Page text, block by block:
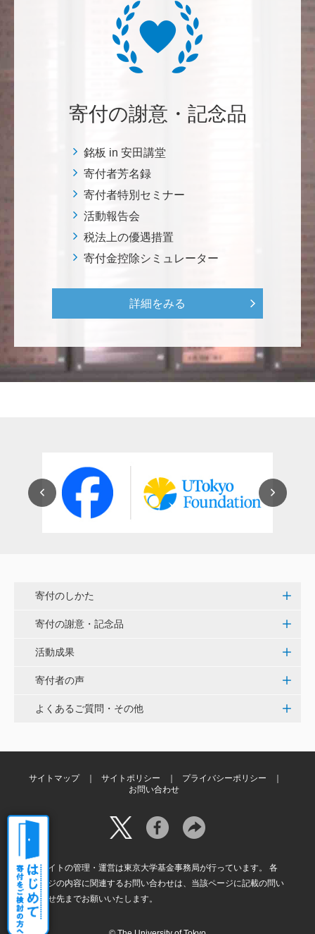
自身の高齢化とともに、障害のある方の苦労がよく理
解できるようになりました。パンフに出ている「重た
いドアの自動ドア化あるいは開閉しやすい折り戸化」
をはじめとして、身近なことでやらなければならない
です。 <障害のある学生や研究者の活躍応援基金>
恵良 道信
リベラルアーツとしての経済学をさらに発展させて 下
さい。 <経済学研究科・経済学部支援基金>
紺野 邦昭
世界のISAKI」を実現し、日本を、そして世界をリー
ス・プロジェクト（三崎臨海実験所）>
穴吹 善範
昨春に開催された小石川植物園の観桜会は素晴らし
用いただけると幸いです。 <東京大学動物医療センタ
ー未来基金（東大VMC基金）>
白石流司、その始まりを赤門に。 <ひらけ！赤門プロ
ジェクト>
夢や目標を叶えるために本気で挑戦する、イキイキと
ています。 <ひらけ！赤門プロジェクト>
寄付の謝意・記念品
銘板 in 安田講堂
寄付者芳名録
寄付者特別セミナー
活動報告会
税法上の優遇措置
寄付金控除シミュレーター
詳細をみる
寄付のしかた
寄付の謝意・記念品
活動成果
寄付者の声
よくあるご質問・その他
サイトマップ サイトポリシー
プライバシーポリシー
お問い合わせ
本サイトの管理・運営は東京大学基金事務局が行っています。 各
ページの内容に関連するお問い合わせは、当該ページに記載の問い
合わせ先までお願いいたします。